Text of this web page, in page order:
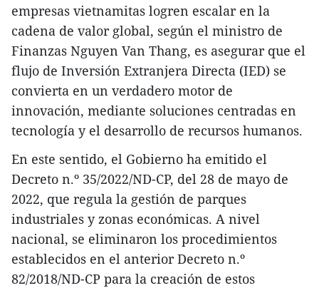
empresas vietnamitas logren escalar en la
cadena de valor global, según el ministro de
Finanzas Nguyen Van Thang, es asegurar que el
flujo de Inversión Extranjera Directa (IED) se
convierta en un verdadero motor de
innovación, mediante soluciones centradas en
tecnología y el desarrollo de recursos humanos.
En este sentido, el Gobierno ha emitido el
Decreto n.º 35/2022/ND-CP, del 28 de mayo de
2022, que regula la gestión de parques
industriales y zonas económicas. A nivel
nacional, se eliminaron los procedimientos
establecidos en el anterior Decreto n.º
82/2018/ND-CP para la creación de estos